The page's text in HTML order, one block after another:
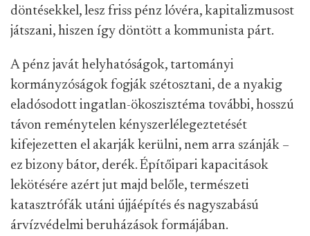
döntésekkel, lesz friss pénz lóvéra, kapitalizmusost
játszani, hiszen így döntött a kommunista párt.
A pénz javát helyhatóságok, tartományi
kormányzóságok fogják szétosztani, de a nyakig
eladósodott ingatlan-ökoszisztéma további, hosszú
távon reménytelen kényszerlélegeztetését
kifejezetten el akarják kerülni, nem arra szánják –
ez bizony bátor, derék. Építőipari kapacitások
lekötésére azért jut majd belőle, természeti
katasztrófák utáni újjáépítés és nagyszabású
árvízvédelmi beruházások formájában.